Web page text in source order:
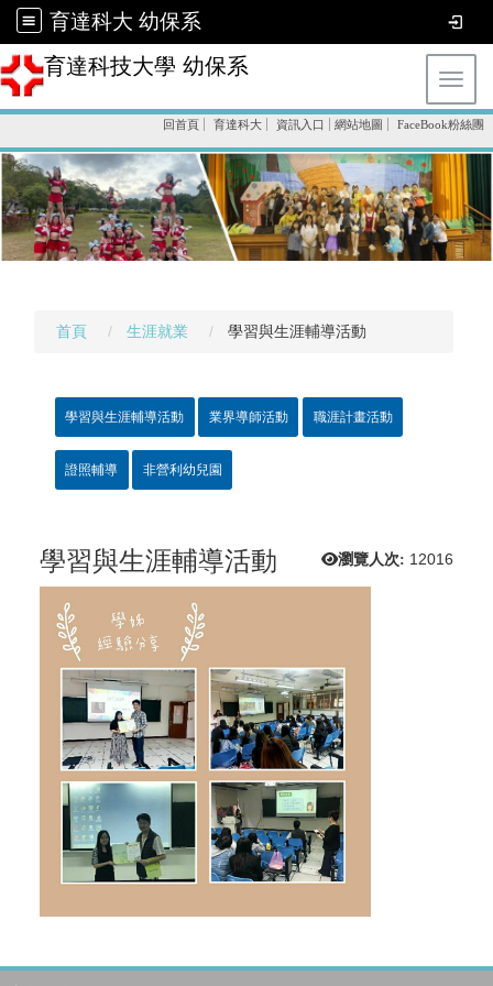
育達科大 幼保系
育達科技大學 幼保系
回首頁 育達科大 資訊入口 網站地圖 FaceBook粉絲團
首頁 生涯就業 學習與生涯輔導活動
學習與生涯輔導活動 業界導師活動 職涯計畫活動
證照輔導 非營利幼兒園
瀏覽人次: 12016
學習與生涯輔導活動